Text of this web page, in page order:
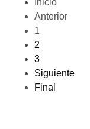
Inicio
Anterior
1
2
3
Siguiente
Final